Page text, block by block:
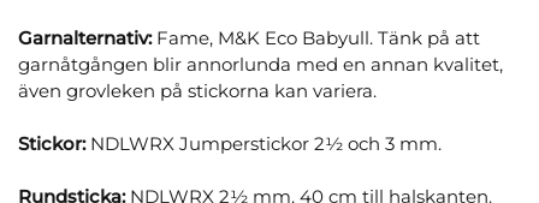
Garnalternativ:Fame, M&K Eco Babyull. Tänk på att
garnåtgången blir annorlunda med en annan kvalitet,
även grovleken på stickorna kan variera.
Stickor:NDLWRX Jumperstickor 2½ och 3 mm.
Rundsticka:NDLWRX 2½ mm, 40 cm till halskanten.